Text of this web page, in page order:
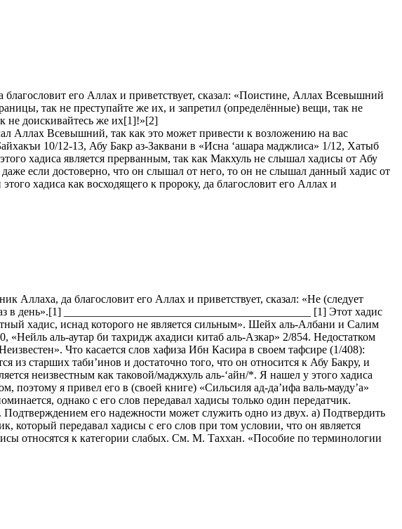
его Аллах и приветствует, сказал: «Поистине, Аллах Всевышний
так не преступайте же их, и запретил (определённые) вещи, так не
не доискивайтесь же их[1]!»[2]
Аллах Всевышний, так как это может привести к возложению на вас
10/12-13, Абу Бакр аз-Заквани в «Исна ‘ашара маджлиса» 1/12, Хатыб
хадиса является прерванным, так как Макхуль не слышал хадисы от Абу
если достоверно, что он слышал от него, то он не слышал данный хадис от
хадиса как восходящего к пророку, да благословит его Аллах и
да благословит его Аллах и приветствует, сказал: «Не (следует
в день».[1] ____________________________________________ [1] Этот хадис
хадис, иснад которого не является сильным». Шейх аль-Албани и Салим
аль-аутар би тахридж ахадиси китаб аль-Азкар» 2/854. Недостатком
Что касается слов хафиза Ибн Касира в своем тафсире (1/408):
из старших таби’инов и достаточно того, что он относится к Абу Бакру, и
неизвестным как таковой/маджхуль аль-‘айн/*. Я нашел у этого хадиса
поэтому я привел его в (своей книге) «Сильсиля ад-да’ифа валь-мауду’а»
однако с его слов передавал хадисы только один передатчик.
его надежности может служить одно из двух. а) Подтвердить
который передавал хадисы с его слов при том условии, что он является
относятся к категории слабых. См. М. Таххан. «Пособие по терминологии